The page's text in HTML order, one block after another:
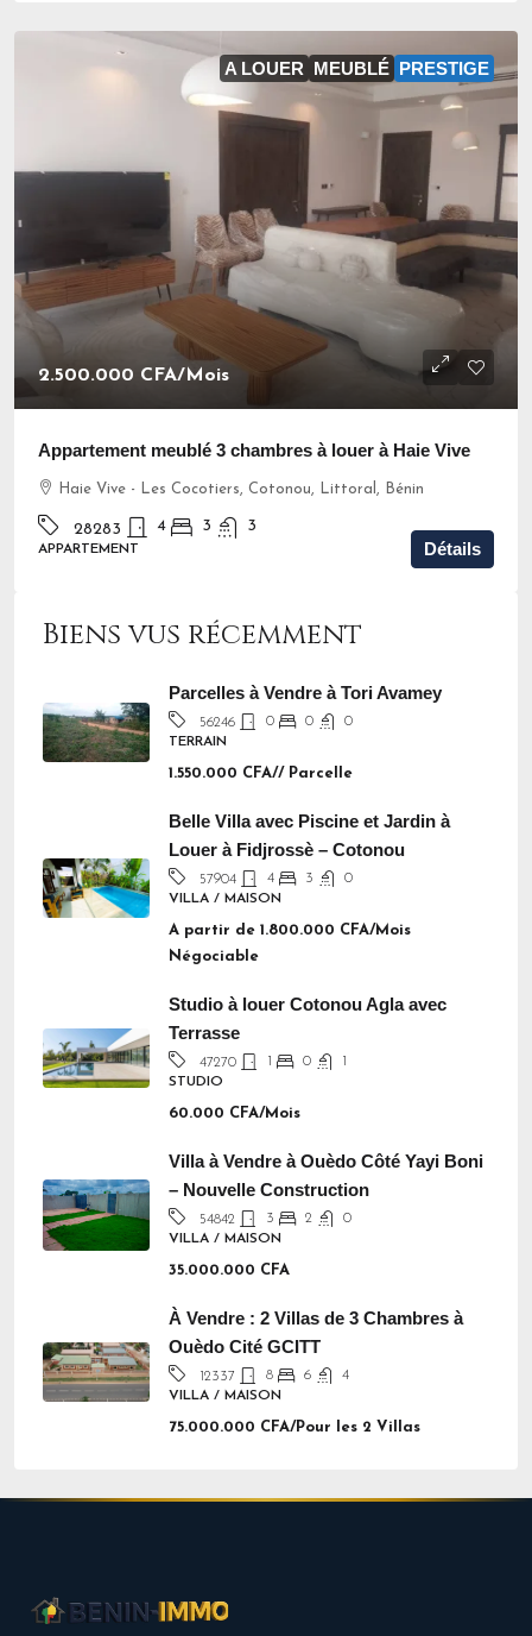
A LOUER MEUBLÉ PRESTIGE
2.500.000 CFA/Mois
Appartement meublé 3 chambres à louer à Haie Vive
Haie Vive - Les Cocotiers, Cotonou, Littoral, Bénin
28283 4 3 3
APPARTEMENT Détails
Biens vus récemment
Parcelles à Vendre à Tori Avamey
56246 0 0
0
TERRAIN
1.550.000 CFA// Parcelle
Belle Villa avec Piscine et Jardin à
Louer à Fidjrossè – Cotonou
57904 4 3
0
VILLA / MAISON
A partir de 1.800.000 CFA/Mois
Négociable
Studio à louer Cotonou Agla avec
Terrasse
47270 1 0
1
STUDIO
60.000 CFA/Mois
Villa à Vendre à Ouèdo Côté Yayi Boni
– Nouvelle Construction
54842 3 2
0
VILLA / MAISON
35.000.000 CFA
À Vendre : 2 Villas de 3 Chambres à
Ouèdo Cité GCITT
12337 8 6
4
VILLA / MAISON
75.000.000 CFA/Pour les 2 Villas